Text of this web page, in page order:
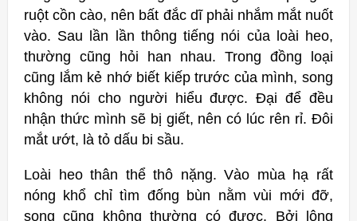
ruột cồn cào, nên bất đắc dĩ phải nhắm mắt nuốt
vào. Sau lần lần thông tiếng nói của loài heo,
thường cũng hỏi han nhau. Trong đồng loại
cũng lắm kẻ nhớ biết kiếp trước của mình, song
không nói cho người hiểu được. Đại để đều
nhận thức mình sẽ bị giết, nên có lúc rên rỉ. Đôi
mắt ướt, là tỏ dấu bi sầu.
Loài heo thân thể thô nặng. Vào mùa hạ rất
nóng khổ chỉ tìm đống bùn nằm vùi mới đỡ,
song cũng không thường có được. Bởi lông